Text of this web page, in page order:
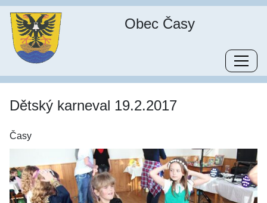
Obec Časy
Dětský karneval 19.2.2017
Časy